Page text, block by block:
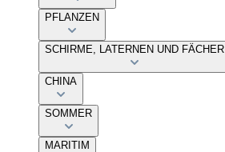
PFLANZEN
SCHIRME, LATERNEN UND FÄCHER
CHINA
SOMMER
MARITIM